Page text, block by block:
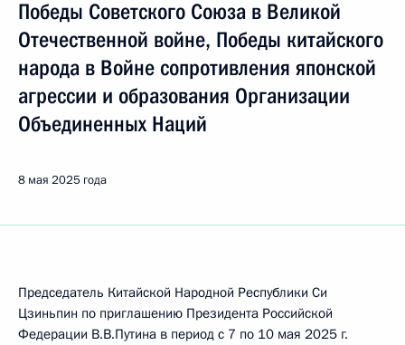
Победы Советского Союза в Великой
Отечественной войне, Победы китайского
народа в Войне сопротивления японской
агрессии и образования Организации
Объединенных Наций
8 мая 2025 года
Председатель Китайской Народной Республики Си
Цзиньпин по приглашению Президента Российской
Федерации В.В.Путина в период с 7 по 10 мая 2025 г.